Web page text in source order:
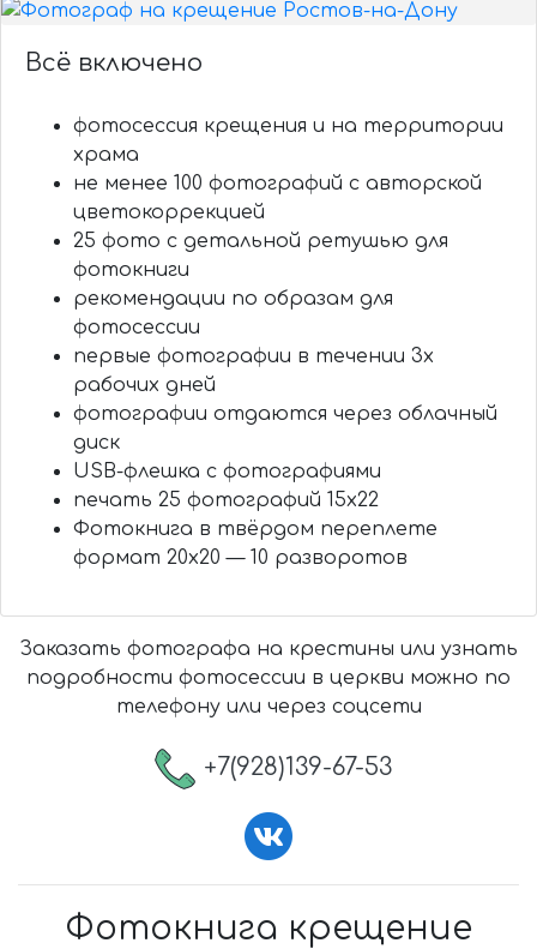
Всё включено
фотосессия крещения и на территории
храма
не менее 100 фотографий с авторской
цветокоррекцией
25 фото с детальной ретушью для
фотокниги
рекомендации по образам для
фотосессии
первые фотографии в течении 3х
рабочих дней
фотографии отдаются через облачный
диск
USB-флешка с фотографиями
печать 25 фотографий 15х22
Фотокнига в твёрдом переплете
формат 20х20 — 10 разворотов
Заказать фотографа на крестины или узнать
подробности фотосессии в церкви можно по
телефону или через соцсети
+7(928)139-67-53
Фотокнига крещение